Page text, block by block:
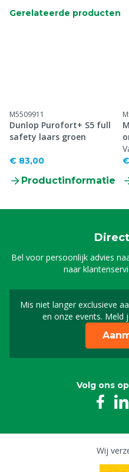
Gerelateerde producten
M5509911
Dunlop Purofort+ S5 full
safety laars groen
€ 83,00
Productinformatie
Bel voor persoonlijk advies
naar
Mis niet langer exclusieve
en onze events. Meld
Volg ons
Wij